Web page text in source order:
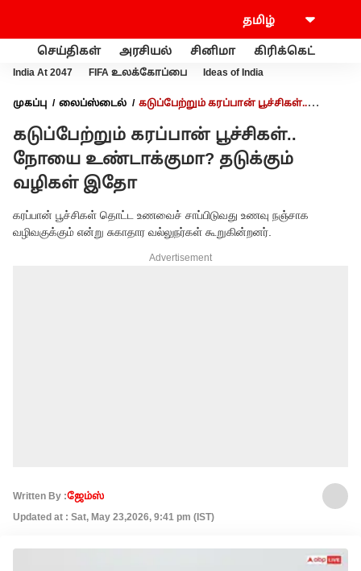
செய்திகள் அரசியல் சினிமா கிரிக்கெட்
India At 2047 FIFA உலக்கோப்பை Ideas of India
முகப்பு லைப்ஸ்டைல்
கடுப்பேற்றும் கரப்பான் பூச்சிகள்..
கடுப்பேற்றும் கரப்பான் பூச்சிகள்..
நோயை உண்டாக்குமா? தடுக்கும்
வழிகள் இதோ
கரப்பான் பூச்சிகள் தொட்ட உணவைச் சாப்பிடுவது உணவு நஞ்சாக
வழிவகுக்கும் என்று சுகாதார வல்லுநர்கள் கூறுகின்றனர்.
Advertisement
Written By :ஜேம்ஸ்
Updated at : Sat, May 23,2026, 9:41 pm (IST)